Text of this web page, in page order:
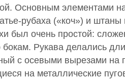
Основным элементами
рубаха («коч») и
был очень простой:
Рукава делались
с осевыми вырезами на
на металлические